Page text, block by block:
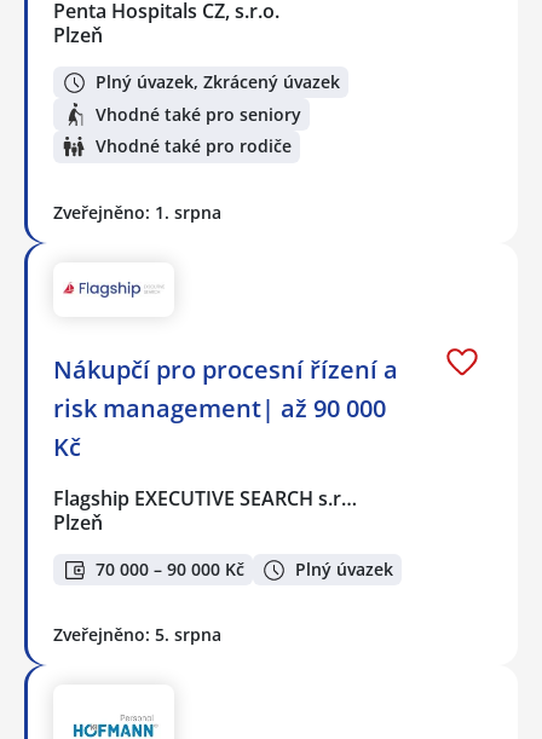
Penta Hospitals CZ, s.r.o.
Plzeň
Plný úvazek, Zkrácený úvazek
Vhodné také pro seniory
Vhodné také pro rodiče
Zveřejněno: 1. srpna
Nákupčí pro procesní řízení a
risk management| až 90 000
Kč
Flagship EXECUTIVE SEARCH s.r…
Plzeň
70 000 – 90 000 Kč Plný úvazek
Zveřejněno: 5. srpna